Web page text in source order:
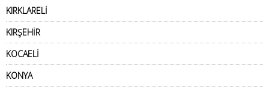
KIRKLARELİ
KIRŞEHİR
KOCAELİ
KONYA